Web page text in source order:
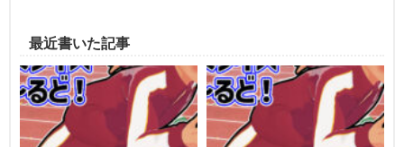
最近書いた記事